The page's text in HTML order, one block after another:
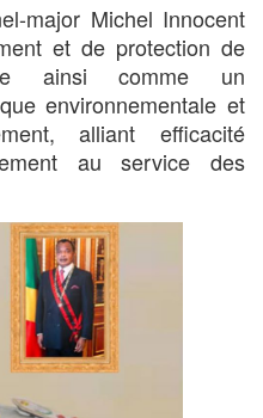
major Michel Innocent
et de protection de
ainsi comme un
environnementale et
alliant efficacité
au service des